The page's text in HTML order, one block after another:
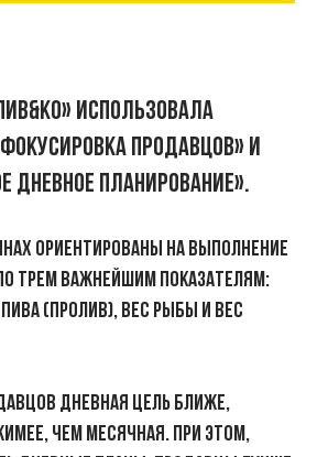
использовала
продавцов» и
дневное планирование».
ориентированы на выполнение
трем важнейшим показателям:
(пролив), вес рыбы и вес
дневная цель ближе,
чем месячная. При этом,